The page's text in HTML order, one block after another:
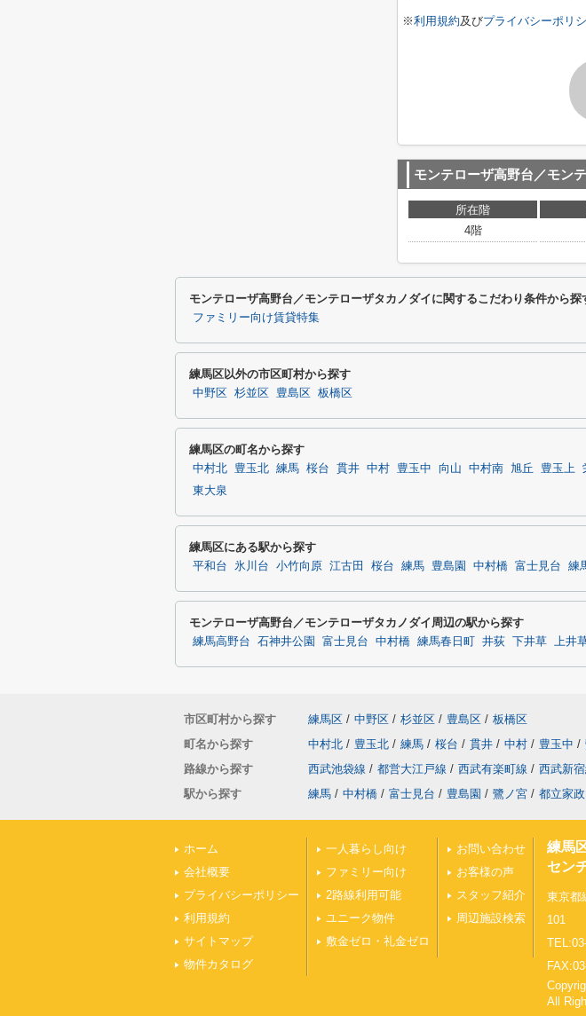
※利用規約及びプライバシーポリ
モンテローザ高野台／モン
所在階
4階
モンテローザ高野台／モンテローザタカノダイに関するこだわり条件から探
ファミリー向け賃貸特集
練馬区以外の市区町村から探す
中野区 杉並区 豊島区 板橋区
練馬区の町名から探す
中村北 豊玉北 練馬 桜台 貫井 中村 豊玉中 向山 中村南 旭丘 豊玉上
東大泉
練馬区にある駅から探す
平和台 氷川台 小竹向原 江古田 桜台 練馬 豊島園 中村橋 富士見台 練
モンテローザ高野台／モンテローザタカノダイ周辺の駅から探す
練馬高野台 石神井公園 富士見台 中村橋 練馬春日町 井荻 下井草 上井
市区町村から探す 練馬区 / 中野区 / 杉並区 / 豊島区 / 板橋区
町名から探す
中村北 / 豊玉北 / 練馬 / 桜台 / 貫井 / 中村 / 豊玉中 /
路線から探す
西武池袋線 / 都営大江戸線 / 西武有楽町線 / 西武新
駅から探す
練馬 / 中村橋 / 富士見台 / 豊島園 / 鷺ノ宮 / 都立家政
ホーム
会社概要
プライバシーポリシー
利用規約
サイトマップ
物件カタログ
一人暮らし向け
ファミリー向け
2路線利用可能
ユニーク物件
敷金ゼロ・礼金ゼロ
お問い合わせ
お客様の声
スタッフ紹介
周辺施設検索
練馬
セン
東京都
101
All